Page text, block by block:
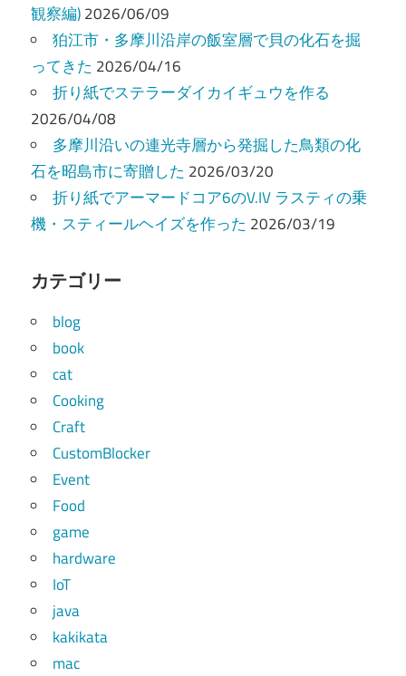
観察編)2026/06/09
狛江市・多摩川沿岸の飯室層で貝の化石を掘
ってきた 2026/04/16
折り紙でステラーダイカイギュウを作る
2026/04/08
多摩川沿いの連光寺層から発掘した鳥類の化
石を昭島市に寄贈した 2026/03/20
折り紙でアーマードコア6のV.IV ラスティの乗
機・スティールヘイズを作った 2026/03/19
カテゴリー
blog
book
cat
Cooking
Craft
CustomBlocker
Event
Food
game
hardware
IoT
java
kakikata
mac